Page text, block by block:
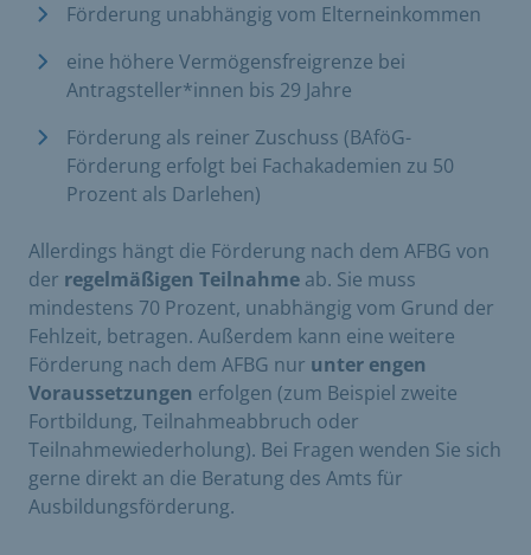
Förderung unabhängig vom Elterneinkommen
eine höhere Vermögensfreigrenze bei
Antragsteller*innen bis 29 Jahre
Förderung als reiner Zuschuss (BAföG-
Förderung erfolgt bei Fachakademien zu 50
Prozent als Darlehen)
Allerdings hängt die Förderung nach dem AFBG von
der regelmäßigen Teilnahme ab. Sie muss
mindestens 70 Prozent, unabhängig vom Grund der
Fehlzeit, betragen. Außerdem kann eine weitere
Förderung nach dem AFBG nur unter engen
Voraussetzungen erfolgen (zum Beispiel zweite
Fortbildung, Teilnahmeabbruch oder
Teilnahmewiederholung). Bei Fragen wenden Sie sich
gerne direkt an die Beratung des Amts für
Ausbildungsförderung.